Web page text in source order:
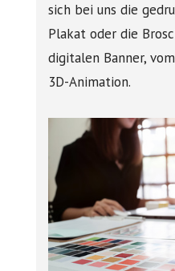
sich bei uns die
Plakat oder die
digitalen Banner,
3D-Animation.